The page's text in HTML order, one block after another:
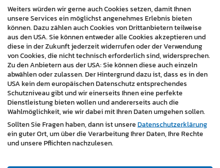
Kundenfeedback
Die Zufriedenheit des Kunden spiegelt sich in der
Rückmeldung von Günter Bachbauer, Inhaber von
agipro-consulting e.U., wider:
"Ich arbeite seit einigen Jahren mit dem Team von
master design zusammen und bin mehr als zufrieden!
Immer kompetent, sehr freundlich und ausgesprochen
geduldig bei vielen Detailfragen. Jederzeit immer
wieder gerne und auf jeden Fall empfehlenswert!"
Fazit
Weiters würden wir gerne auch Cookies setzen, damit Ihnen
unsere Services ein möglichst angenehmes Erlebnis bieten
können. Dazu zählen auch Cookies von Drittanbietern teilweise
aus den USA. Sie können entweder alle Cookies akzeptieren und
diese in der Zukunft jederzeit widerrufen oder der Verwendung
von Cookies, die nicht technisch erforderlich sind, widersprechen.
Zu den Anbietern aus der USA: Sie können diese auch einzeln
abwählen oder zulassen. Der Hintergrund dazu ist, dass es in den
USA kein dem europäischen Datenschutz entsprechendes
Schutzniveau gibt und wir einerseits Ihnen eine perfekte
Dienstleistung bieten wollen und andererseits auch die
Wahlmöglichkeit, wie wir dabei mit Ihren Daten umgehen sollen.
Sollten Sie Fragen haben, dann ist unsereDatenschutzerklärung
ein guter Ort, um über die Verarbeitung Ihrer Daten, Ihre Rechte
und unsere Pflichten nachzulesen.